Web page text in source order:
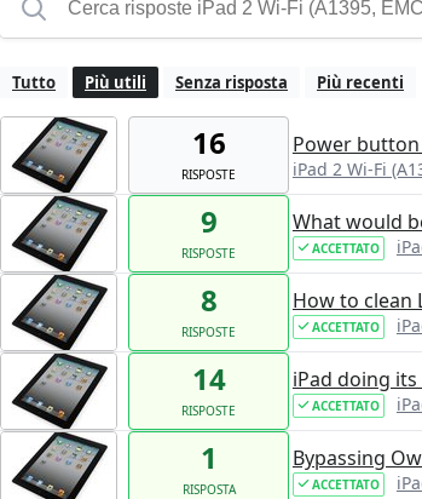
Tutto Più utili Senza risposta Più recenti
16
RISPOSTE
Power
iPad 2 Wi-Fi
9
RISPOSTE
What would
ACCETTATO
8
RISPOSTE
How to clean
ACCETTATO
14
RISPOSTE
iPad doing
ACCETTATO
1
RISPOSTA
Bypassing
ACCETTATO